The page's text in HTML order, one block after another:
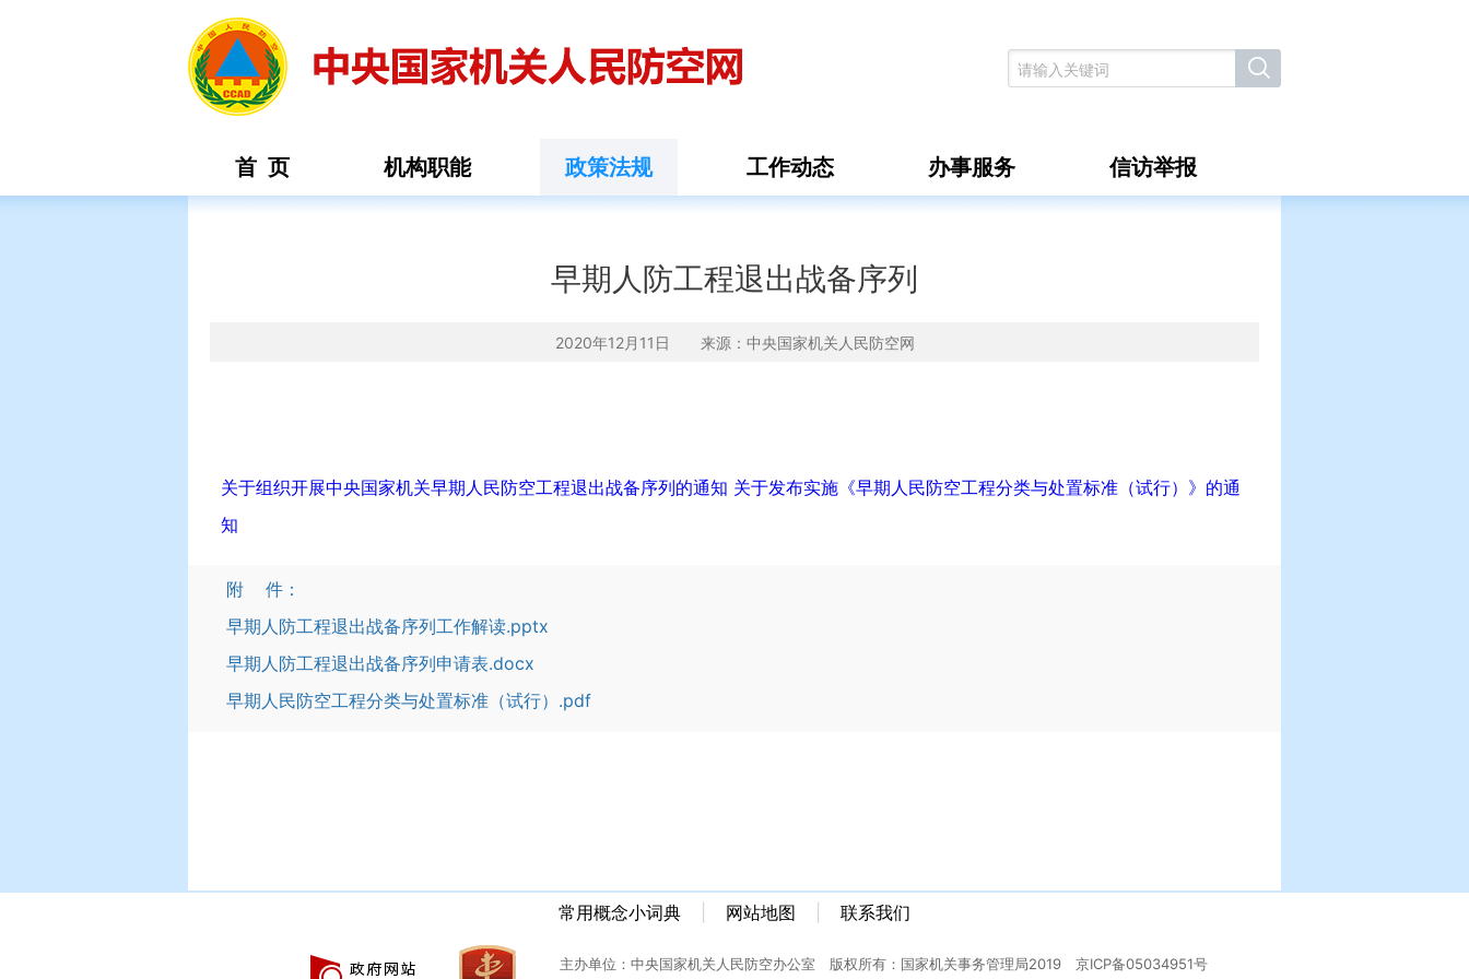
首 页 机构职能 政策法规 工作动态 办事服务 信访举报
早期人防工程退出战备序列
2020年12月11日 来源： 中央国家机关人民防空网
关于组织开展中央国家机关早期人民防空工程退出战备序列的通知 关于发布实施《早期人民防空工程分类与处置标准（试行）》的通
知
附 件：
早期人防工程退出战备序列工作解读.pptx
早期人防工程退出战备序列申请表.docx
早期人民防空工程分类与处置标准（试行）.pdf
常用概念小词典 网站地图 联系我们
主办单位：中央国家机关人民防空办公室 版权所有：国家机关事务管理局2019 京ICP备05034951号